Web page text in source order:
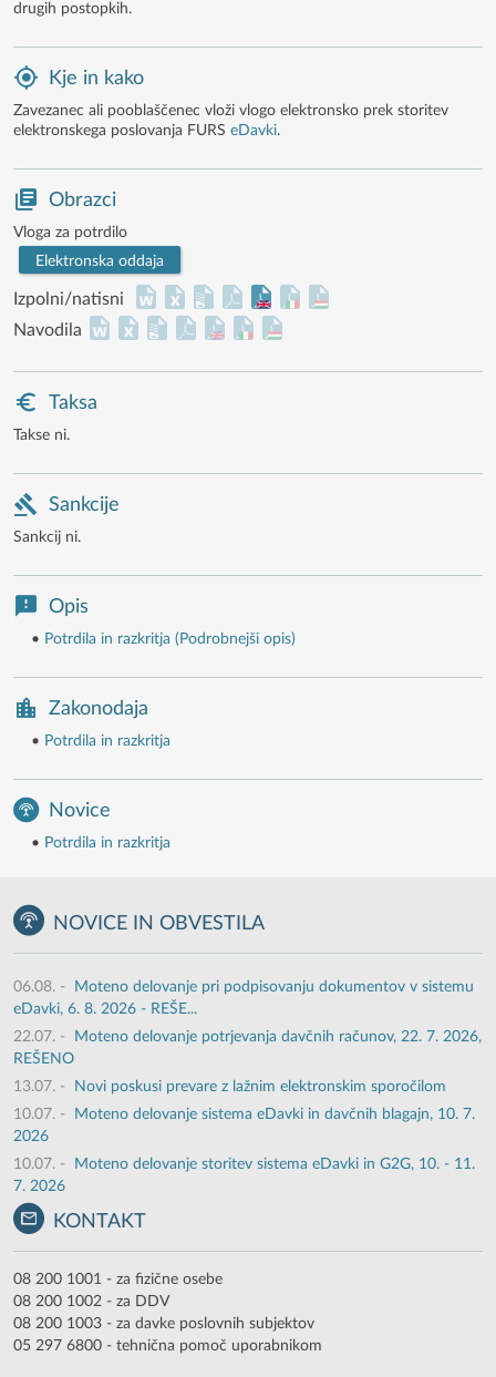
drugih postopkih.
Kje in kako
Zavezanec ali pooblaščenec vloži vlogo elektronsko prek storitev
elektronskega poslovanja FURS eDavki.
Obrazci
Vloga za potrdilo
Elektronska oddaja
Izpolni/natisni
Navodila
Taksa
Takse ni.
Sankcije
Sankcij ni.
Opis
• Potrdila in razkritja (Podrobnejši opis)
Zakonodaja
• Potrdila in razkritja
Novice
• Potrdila in razkritja
NOVICE IN OBVESTILA
06.08. -
Moteno delovanje pri podpisovanju dokumentov v sistemu
eDavki, 6. 8. 2026 - REŠE...
22.07. -
Moteno delovanje potrjevanja davčnih računov, 22. 7. 2026,
REŠENO
13.07. -
Novi poskusi prevare z lažnim elektronskim sporočilom
10.07. -
Moteno delovanje sistema eDavki in davčnih blagajn, 10. 7.
2026
10.07. -
Moteno delovanje storitev sistema eDavki in G2G, 10. - 11.
7. 2026
KONTAKT
08 200 1001 - za fizične osebe
08 200 1002 - za DDV
08 200 1003 - za davke poslovnih subjektov
05 297 6800 - tehnična pomoč uporabnikom